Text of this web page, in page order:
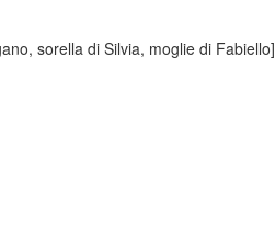
sorella di Silvia, moglie di Fabiello]